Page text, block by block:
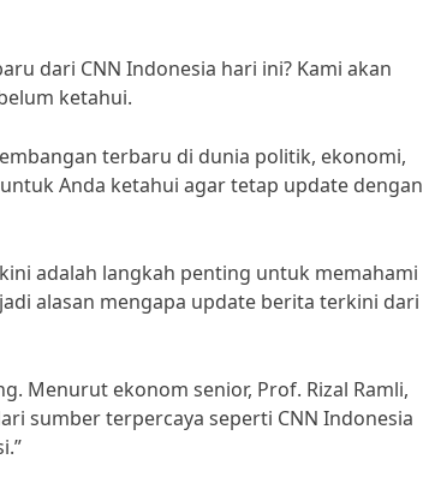
dari CNN Indonesia hari ini? Kami akan
ketahui.
terbaru di dunia politik, ekonomi,
Anda ketahui agar tetap update dengan
adalah langkah penting untuk memahami
alasan mengapa update berita terkini dari
Menurut ekonom senior, Prof. Rizal Ramli,
sumber terpercaya seperti CNN Indonesia